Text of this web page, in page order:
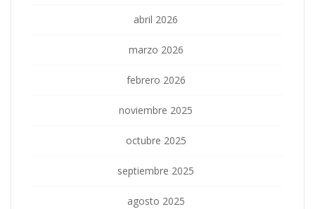
abril 2026
marzo 2026
febrero 2026
noviembre 2025
octubre 2025
septiembre 2025
agosto 2025